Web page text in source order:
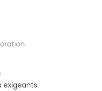
exigeants